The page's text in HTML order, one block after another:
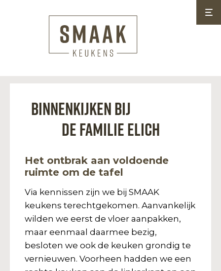
Binnenkijken bij
de Familie Elich
Het ontbrak aan voldoende
ruimte om de tafel
Via kennissen zijn we bij SMAAK
keukens terechtgekomen. Aanvankelijk
wilden we eerst de vloer aanpakken,
maar eenmaal daarmee bezig,
besloten we ook de keuken grondig te
vernieuwen. Voorheen hadden we een